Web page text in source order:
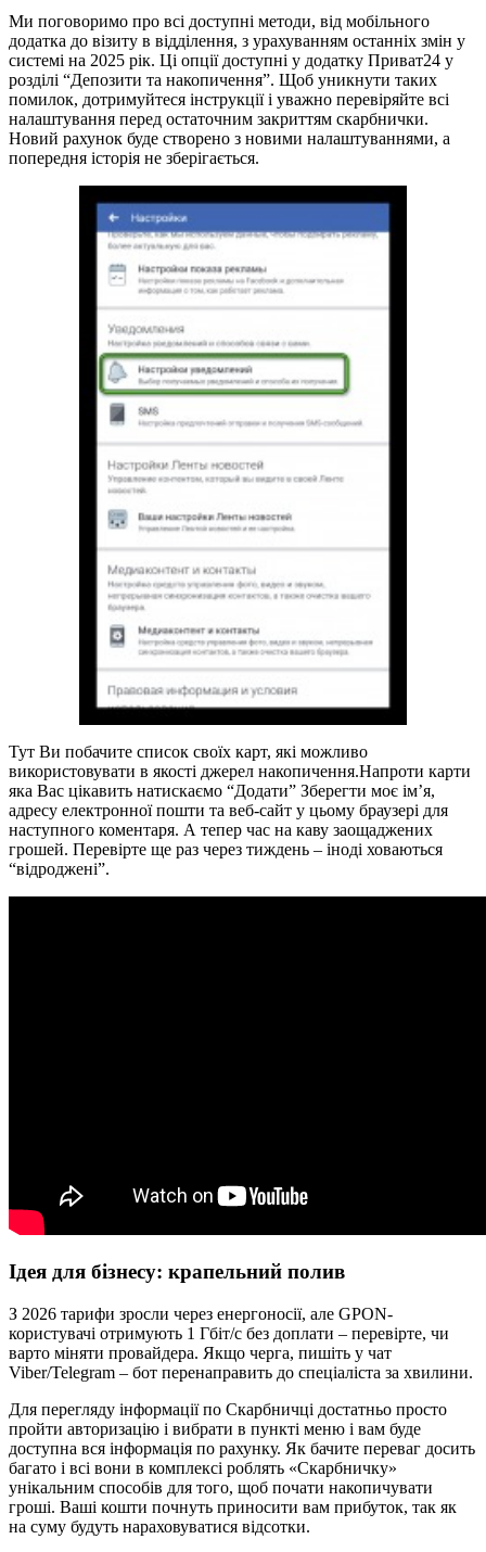
Ми поговоримо про всі доступні методи, від мобільного
додатка до візиту в відділення, з урахуванням останніх змін у
системі на 2025 рік. Ці опції доступні у додатку Приват24 у
розділі “Депозити та накопичення”. Щоб уникнути таких
помилок, дотримуйтеся інструкції і уважно перевіряйте всі
налаштування перед остаточним закриттям скарбнички.
Новий рахунок буде створено з новими налаштуваннями, а
попередня історія не зберігається.
Тут Ви побачите список своїх карт, які можливо
використовувати в якості джерел накопичення.Напроти карти
яка Вас цікавить натискаємо “Додати” Зберегти моє ім’я,
адресу електронної пошти та веб-сайт у цьому браузері для
наступного коментаря. А тепер час на каву заощаджених
грошей. Перевірте ще раз через тиждень – іноді ховаються
“відроджені”.
Ідея для бізнесу: крапельний полив
З 2026 тарифи зросли через енергоносії, але GPON-
користувачі отримують 1 Гбіт/с без доплати – перевірте, чи
варто міняти провайдера. Якщо черга, пишіть у чат
Viber/Telegram – бот перенаправить до спеціаліста за хвилини.
Для перегляду інформації по Скарбничці достатньо просто
пройти авторизацію і вибрати в пункті меню і вам буде
доступна вся інформація по рахунку. Як бачите переваг досить
багато і всі вони в комплексі роблять «Скарбничку»
унікальним способів для того, щоб почати накопичувати
гроші. Ваші кошти почнуть приносити вам прибуток, так як
на суму будуть нараховуватися відсотки.